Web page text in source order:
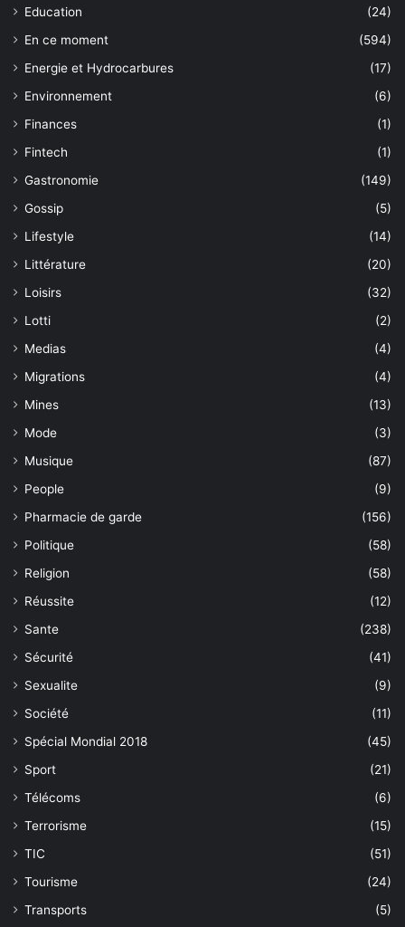
Education
(24)
En ce moment
(594)
Energie et Hydrocarbures
(17)
Environnement
(6)
Finances
(1)
Fintech
(1)
Gastronomie
(149)
Gossip
(5)
Lifestyle
(14)
Littérature
(20)
Loisirs
(32)
Lotti
(2)
Medias
(4)
Migrations
(4)
Mines
(13)
Mode
(3)
Musique
(87)
People
(9)
Pharmacie de garde
(156)
Politique
(58)
Religion
(58)
Réussite
(12)
Sante
(238)
Sécurité
(41)
Sexualite
(9)
Société
(11)
Spécial Mondial 2018
(45)
Sport
(21)
Télécoms
(6)
Terrorisme
(15)
TIC
(51)
Tourisme
(24)
Transports
(5)